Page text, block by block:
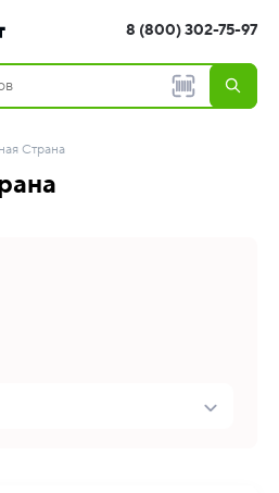
8 (800) 302-75-97
Страна